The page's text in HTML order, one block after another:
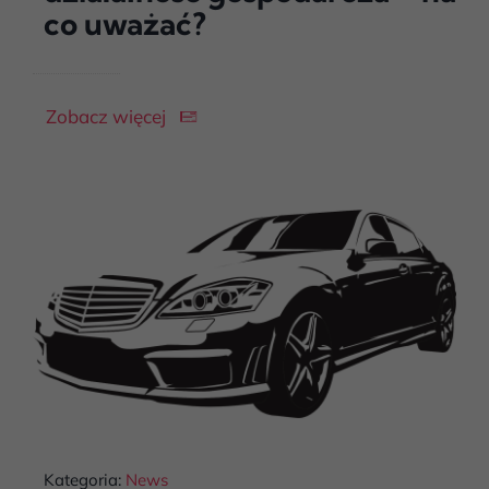
co uważać?
Zobacz więcej
Kategoria: News